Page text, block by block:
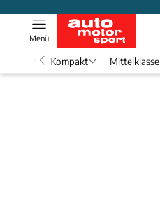
Menü
Kompakt Mittelklasse